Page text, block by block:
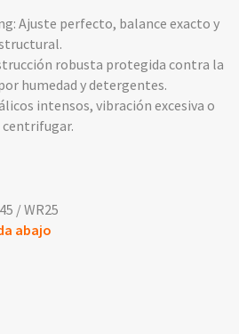
Ajuste perfecto, balance exacto y
robusta protegida contra la
humedad y detergentes.
intensos, vibración excesiva o
/ WR25
abajo